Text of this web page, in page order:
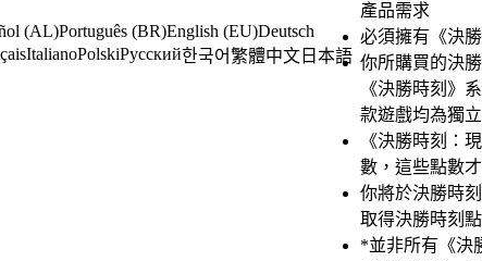
(AL)Português (BR)English (EU)Deutsch
ItalianoPolskiРусский한국어繁體中文日本語
產品需求
必須擁有《決
你所購買的決
《決勝時刻》
款遊戲均為獨
《決勝時刻：
數，這些點數
你將於決勝時
取得決勝時刻點
*並非所有《決